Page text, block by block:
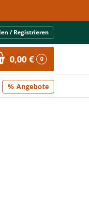
/ Registrieren
0,00 € 0
Angebote